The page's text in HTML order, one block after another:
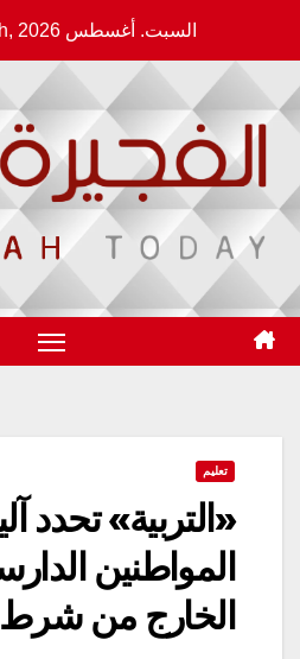
content
السبت. أغسطس 8th, 2026
تعليم
«التربية» تحدد
المواطنين
الخارج من شرط